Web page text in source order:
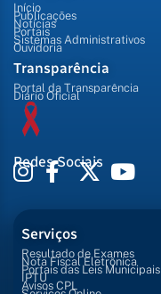
Início
Publicações
Notícias
Portais
Sistemas Administrativos
Ouvidoria
Transparência
Portal da Transparência
Diário Oficial
Redes Sociais
Serviços
Resultado de Exames
Nota Fiscal Eletrônica
Portais das Leis Municipais
IPTU
Avisos CPL